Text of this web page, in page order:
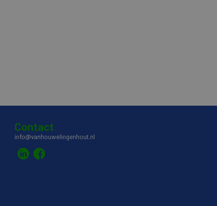
Contact
info@vanhouwelingenhout.nl